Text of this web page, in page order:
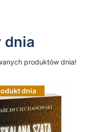
dnia
produktów dnia!
dnia